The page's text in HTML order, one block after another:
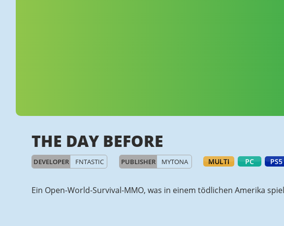
THE DAY BEFORE
DEVELOPER FNTASTIC PUBLISHER MYTONA MULTI PC PS5
Ein Open-World-Survival-MMO, was in einem tödlichen Amerika